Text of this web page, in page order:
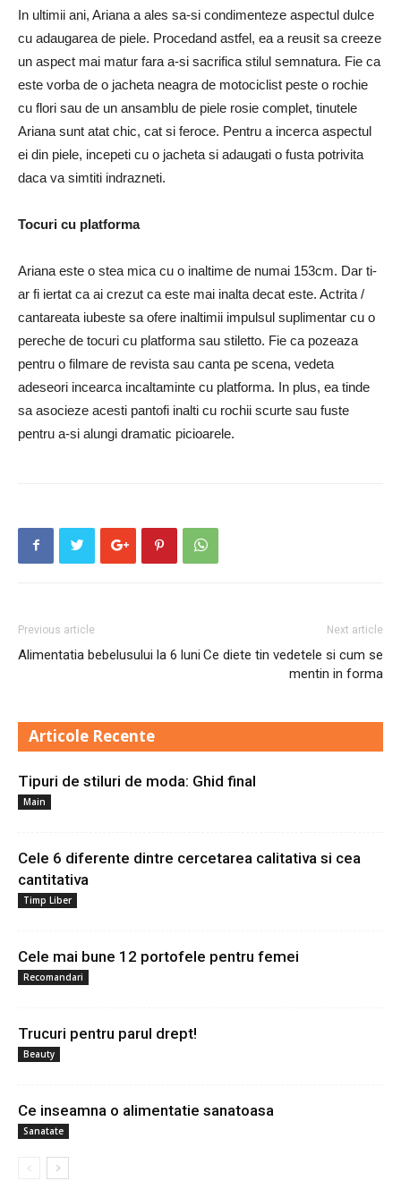
In ultimii ani, Ariana a ales sa-si condimenteze aspectul dulce
cu adaugarea de piele. Procedand astfel, ea a reusit sa creeze
un aspect mai matur fara a-si sacrifica stilul semnatura. Fie ca
este vorba de o jacheta neagra de motociclist peste o rochie
cu flori sau de un ansamblu de piele rosie complet, tinutele
Ariana sunt atat chic, cat si feroce. Pentru a incerca aspectul
ei din piele, incepeti cu o jacheta si adaugati o fusta potrivita
daca va simtiti indrazneti.
Tocuri cu platforma
Ariana este o stea mica cu o inaltime de numai 153cm. Dar ti-
ar fi iertat ca ai crezut ca este mai inalta decat este. Actrita /
cantareata iubeste sa ofere inaltimii impulsul suplimentar cu o
pereche de tocuri cu platforma sau stiletto. Fie ca pozeaza
pentru o filmare de revista sau canta pe scena, vedeta
adeseori incearca incaltaminte cu platforma. In plus, ea tinde
sa asocieze acesti pantofi inalti cu rochii scurte sau fuste
pentru a-si alungi dramatic picioarele.
Previous article
Alimentatia bebelusului la 6 luni
Next article
Ce diete tin vedetele si cum se
mentin in forma
Articole Recente
Tipuri de stiluri de moda: Ghid final
Main
Cele 6 diferente dintre cercetarea calitativa si cea
cantitativa
Timp Liber
Cele mai bune 12 portofele pentru femei
Recomandari
Trucuri pentru parul drept!
Beauty
Ce inseamna o alimentatie sanatoasa
Sanatate